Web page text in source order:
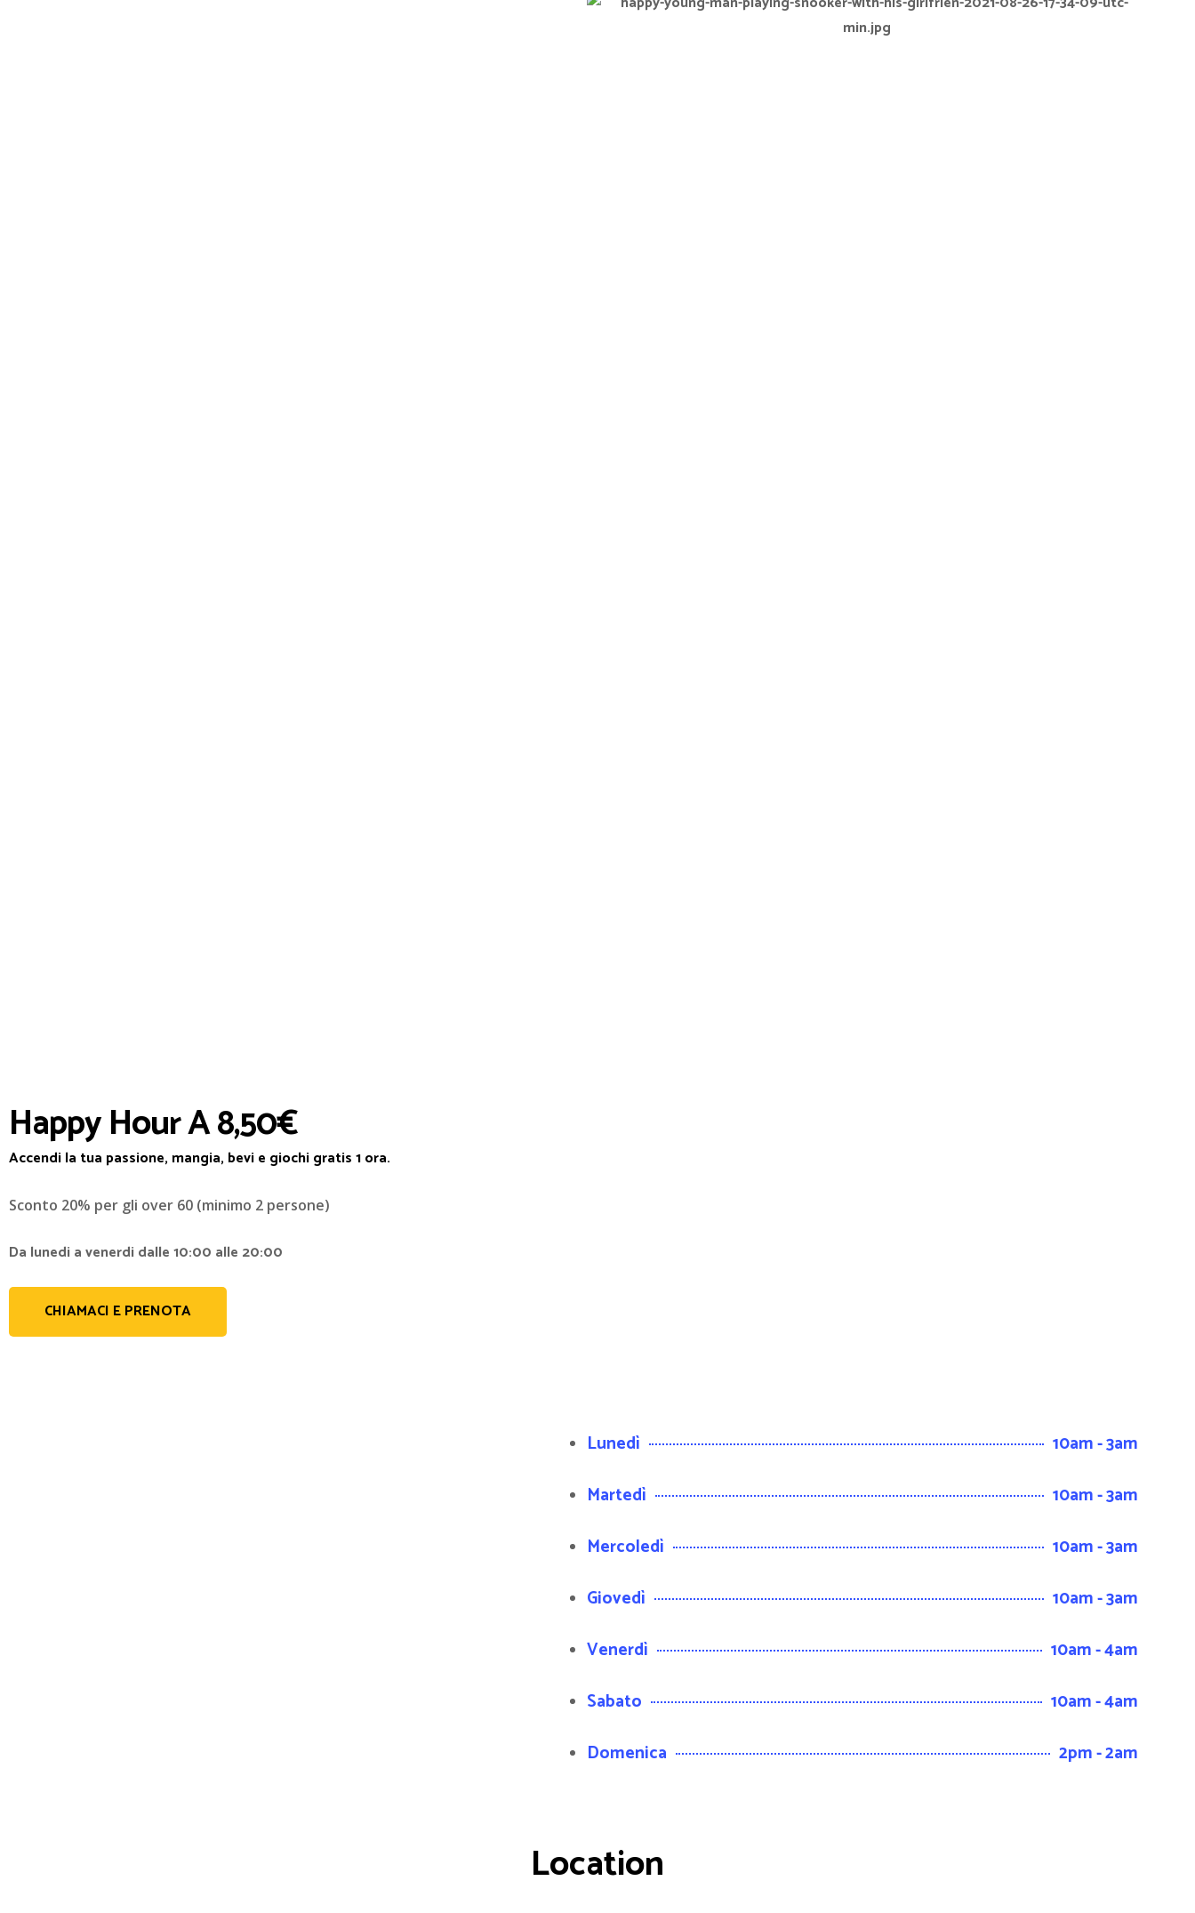
Happy Hour A 8,50€
Accendi la tua passione, mangia, bevi e giochi gratis 1 ora.
Sconto 20% per gli over 60 (minimo 2 persone)
Da lunedi a venerdi dalle 10:00 alle 20:00
CHIAMACI E PRENOTA
Lunedì
10am - 3am
Martedì
10am - 3am
Mercoledì
10am - 3am
Giovedì
10am - 3am
Venerdì
10am - 4am
Sabato
10am - 4am
Domenica
2pm - 2am
Location